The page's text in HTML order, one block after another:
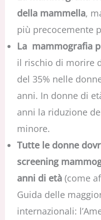
della mammella,
più precocemente
La mammografia
il rischio di morire
del 35% nelle
anni. In donne di
anni la riduzione
minore.
Tutte le donne
screening
anni di età (come
Guida delle
internazionali: